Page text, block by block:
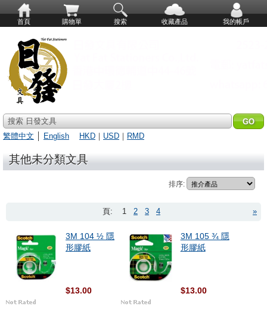
首頁 購物單 搜索 收藏產品 我的帳戶
搜索 日發文具
繁體中文
English HKD ｜ USD ｜ RMD
其他未分類文具
排序:
»
頁: 1 2 3 4
3M 104 ½ 隱
形膠紙
$13.00
3M 105 ¾ 隱
形膠紙
$13.00